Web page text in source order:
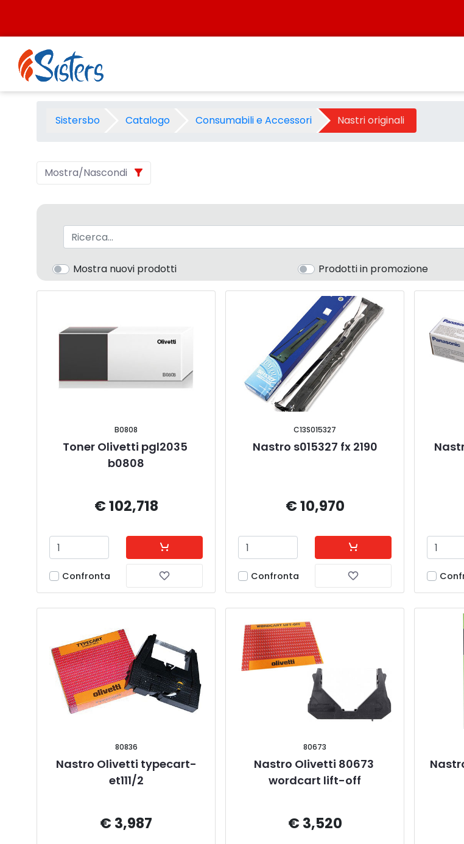
Nastri originali - Categoria - Sistersbo
Sistersbo Catalogo Consumabili e Accessori Nastri originali
Mostra/Nascondi
Barra di ricerca
Mostra nuovi prodotti Prodotti in promozione
B0808
Toner Olivetti pgl2035
b0808
€ 102,718
Confronta
C13S015327
Nastro s015327 fx 2190
€ 10,970
Confronta
80836
Nastro Olivetti typecart-
et111/2
€ 3,987
80673
Nastro Olivetti 80673
wordcart lift-off
€ 3,520